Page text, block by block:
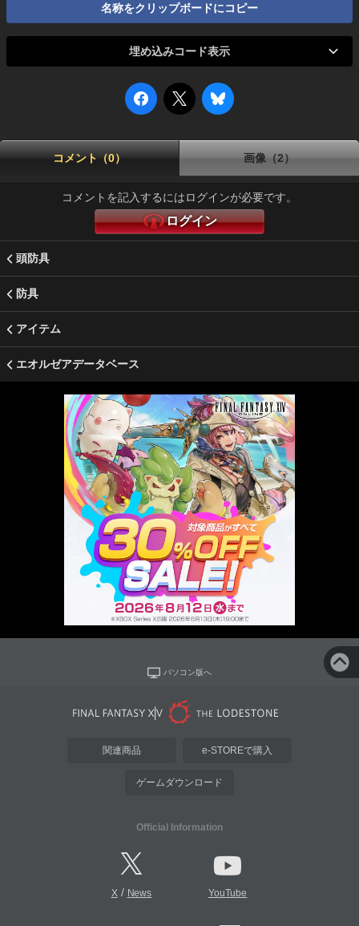
名称をクリップボードにコピー
埋め込みコード表示
コメント（0） 画像（2）
コメントを記入するにはログインが必要です。
ログイン
頭防具
防具
アイテム
エオルゼアデータベース
パソコン版へ
関連商品 e-STOREで購入
ゲームダウンロード
Official Information
X/ News YouTube